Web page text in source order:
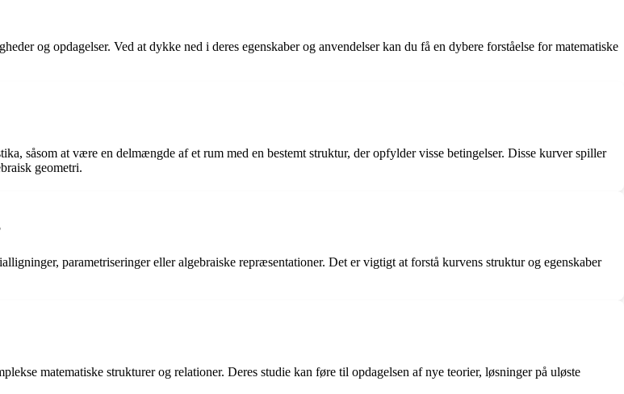
og opdagelser. Ved at dykke ned i deres egenskaber og anvendelser kan du få en dybere forståelse for matematiske
såsom at være en delmængde af et rum med en bestemt struktur, der opfylder visse betingelser. Disse kurver spiller
geometri.
parametriseringer eller algebraiske repræsentationer. Det er vigtigt at forstå kurvens struktur og egenskaber
matematiske strukturer og relationer. Deres studie kan føre til opdagelsen af nye teorier, løsninger på uløste